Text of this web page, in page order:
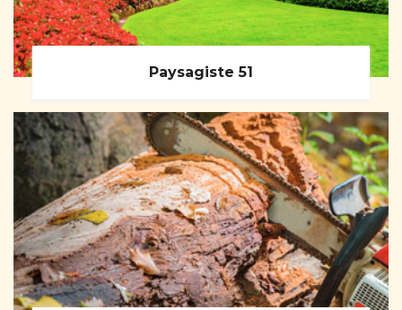
Paysagiste 51